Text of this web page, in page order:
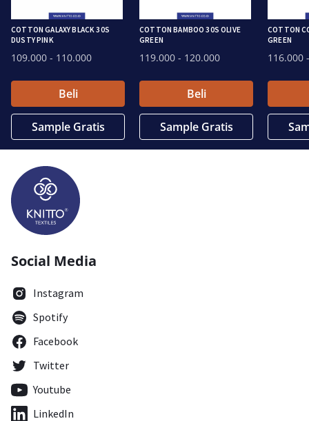
COTTON GALAXY BLACK 30S
DUSTY PINK
109.000 - 110.000
Beli
Sample Gratis
COTTON BAMBOO 30S OLIVE
GREEN
119.000 - 120.000
Beli
Sample Gratis
COTTON
GREEN
116.000
Social Media
Instagram
Spotify
Facebook
Twitter
Youtube
LinkedIn